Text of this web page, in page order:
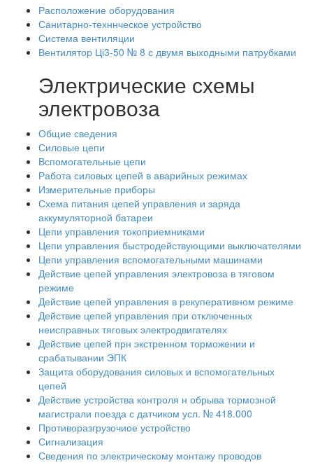
Расположение оборудования
Санитарно-техннческое устройство
Система вентиляции
Вентилятор Ці3-50 № 8 с двумя выходными патрубками
Электрические схемы
электровоза
Общие сведения
Силовые цепи
Вспомогательные цепи
Работа силовых цепей в аварийных режимах
Измерительные приборы
Схема питания цепей управления и заряда
аккумуляторной батареи
Цепи управления токоприемниками
Цепи управления быстродействующими выключателями
Цепи управления вспомогательными машинами
Действие цепей управления электровоза в тяговом
режиме
Действие цепей управления в рекуперативном режиме
Действие цепей управления при отключенных
неисправных тяговых электродвигателях
Действие цепей прн экстренном торможении и
срабатывании ЭПК
Защита оборудования силовых и вспомогательных
цепей
Действие устройства контроля н обрыва тормозной
магистрали поезда с датчиком усл. № 418.000
Противоразгрузочиое устройство
Сигнализация
Сведения по электрическому монтажу проводов